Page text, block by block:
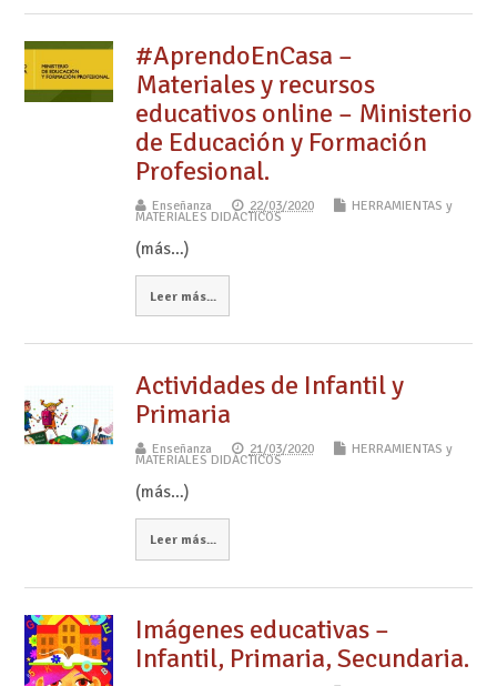
#AprendoEnCasa –
Materiales y recursos
educativos online – Ministerio
de Educación y Formación
Profesional.
Enseñanza 22/03/2020 HERRAMIENTAS y
MATERIALES DIDÁCTICOS
(más…)
Leer más...
Actividades de Infantil y
Primaria
Enseñanza 21/03/2020 HERRAMIENTAS y
MATERIALES DIDÁCTICOS
(más…)
Leer más...
Imágenes educativas –
Infantil, Primaria, Secundaria.